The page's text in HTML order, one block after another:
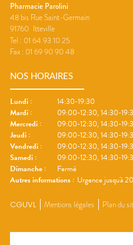
Pharmacie Parolini
48 bis Rue Saint-Germain
91760 Itteville
Tel : 01 64 93 10 25
Fax : 01 69 90 90 48
NOS HORAIRES
Lundi :
14:30-19:30
Mardi :
09:00-12:30, 14:30-
Mercredi :
09:00-12:30, 14:30-
Jeudi :
09:00-12:30, 14:30-
Vendredi :
09:00-12:30, 14:30-
Samedi :
09:00-12:30, 14:30-
Dimanche :
Fermé
Autres informations : Urgence jusqu'à
CGUVL Mentions légales Plan du